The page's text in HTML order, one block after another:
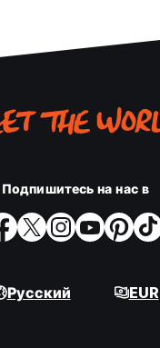
Подпишитесь на нас в
Русский EUR